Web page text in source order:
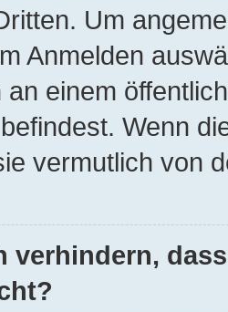
Um
Anmelden
einem
Wenn
vermutlich von
verhindern,